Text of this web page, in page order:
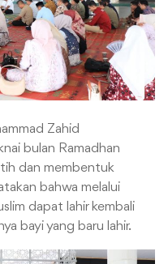
Zahid
bulan Ramadhan
dan membentuk
bahwa melalui
dapat lahir kembali
bayi yang baru lahir.